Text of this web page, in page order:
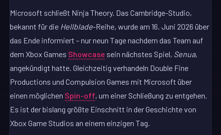
Microsoft schließt Ninja Theory. Das Cambridge-Studio,
bekannt für die Hellblade-Reihe, wurde am 16. Juni 2026 über
das Ende informiert – nur neun Tage nachdem das Team auf
dem Xbox Games Showcase sein nächstes Spiel, Senua,
angekündigt hatte. Gleichzeitig verhandeln Double Fine
Productions und Compulsion Games mit Microsoft über
einen möglichen Spin-off, um einer Schließung zu entgehen.
Es ist der bislang größte Einschnitt in der Geschichte von
Xbox Game Studios an einem einzigen Tag.